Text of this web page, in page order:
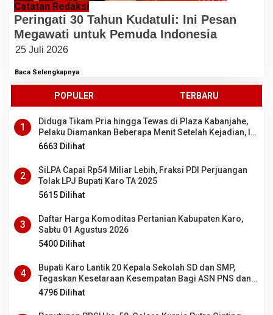
Catatan Redaksi
Peringati 30 Tahun Kudatuli: Ini Pesan
Megawati untuk Pemuda Indonesia
25 Juli 2026
Baca Selengkapnya
POPULER TERBARU
1
Diduga Tikam Pria hingga Tewas di Plaza Kabanjahe,
Pelaku Diamankan Beberapa Menit Setelah Kejadian, Ini
Motifnya
6663 Dilihat
2
SiLPA Capai Rp54 Miliar Lebih, Fraksi PDI Perjuangan
Tolak LPJ Bupati Karo TA 2025
5615 Dilihat
3
Daftar Harga Komoditas Pertanian Kabupaten Karo,
Sabtu 01 Agustus 2026
5400 Dilihat
4
Bupati Karo Lantik 20 Kepala Sekolah SD dan SMP,
Tegaskan Kesetaraan Kesempatan Bagi ASN PNS dan
PPPK
4796 Dilihat